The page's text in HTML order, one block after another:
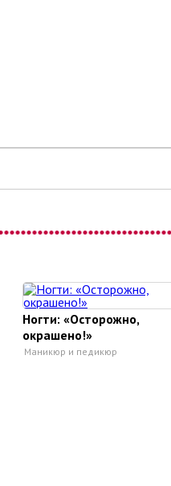
Ногти: «Осторожно,
окрашено!»
Маникюр и педикюр